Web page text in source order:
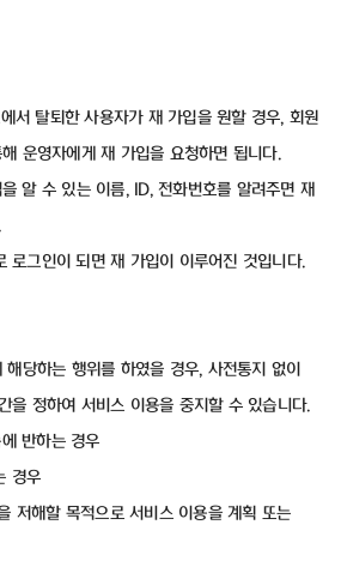
서 탈퇴한 사용자가 재 가입을 원할 경우, 회원
운영자에게 재 가입을 요청하면 됩니다.
알 수 있는 이름, ID, 전화번호를 알려주면 재
로그인이 되면 재 가입이 이루어진 것입니다.
당하는 행위를 하였을 경우, 사전통지 없이
을 정하여 서비스 이용을 중지할 수 있습니다.
반하는 경우
경우
저해할 목적으로 서비스 이용을 계획 또는